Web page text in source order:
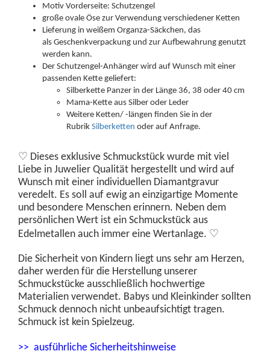
Motiv Vorderseite: Schutzengel
große ovale Öse zur Verwendung verschiedener Ketten
Lieferung in weißem Organza-Säckchen, das
als Geschenkverpackung und zur Aufbewahrung genutzt
werden kann.
Der Schutzengel-Anhänger wird auf Wunsch mit einer
passenden Kette geliefert:
Silberkette Panzer in der Länge 36, 38 oder 40 cm
Mama-Kette aus Silber oder Leder
Weitere Ketten/ -längen finden Sie in der
Rubrik Silberketten oder auf Anfrage.
♡ Dieses exklusive Schmuckstück wurde mit viel
Liebe in Juwelier Qualität hergestellt und wird auf
Wunsch mit einer individuellen Diamantgravur
veredelt. Es soll auf ewig an einzigartige Momente
und besondere Menschen erinnern. Neben dem
persönlichen Wert ist ein Schmuckstück aus
Edelmetallen auch immer eine Wertanlage. ♡
Die Sicherheit von Kindern liegt uns sehr am Herzen,
daher werden für die Herstellung unserer
Schmuckstücke ausschließlich hochwertige
Materialien verwendet. Babys und Kleinkinder sollten
Schmuck dennoch nicht unbeaufsichtigt tragen.
Schmuck ist kein Spielzeug.
>> ausführliche Sicherheitshinweise